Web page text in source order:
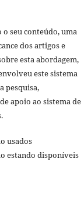
seu conteúdo, uma
dos artigos e
esta abordagem,
este sistema
pesquisa,
apoio ao sistema de
usados
estando disponíveis